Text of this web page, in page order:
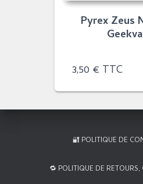
Pyrex Zeus
3,50 € TTC
🔐 POLITIQUE DE
🔁 POLITIQUE DE RETOURS,